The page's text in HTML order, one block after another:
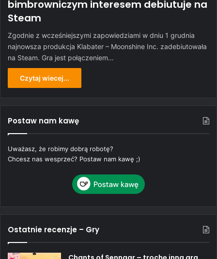
bimbrowniczym interesem debiutuje na
Steam
Zgodnie z wcześniejszymi zapowiedziami w dniu 1 grudnia
najnowsza produkcja Klabater – Moonshine Inc. zadebiutowała
na Steam. Gra jest połączeniem…
Czytaj wiecej...
Postaw nam kawę
Uważasz, że robimy dobrą robotę?
Chcesz nas wesprzeć? Postaw nam kawę ;)
Ostatnie recenzje – Gry